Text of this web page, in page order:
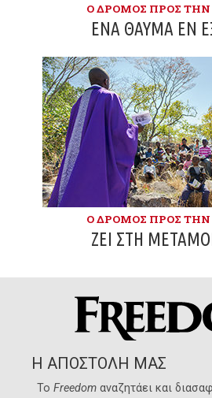
Ο ΔΡΌΜΟΣ ΠΡΟΣ ΤΗΝ
ΈΝΑ ΘΑΎΜΑ ΕΝ
Ο ΔΡΌΜΟΣ ΠΡΟΣ ΤΗΝ
ΖΕΙ ΣΤΗ
Η ΑΠΟΣΤΟΛΗ ΜΑΣ
ΤοFreedom αναζητάει και